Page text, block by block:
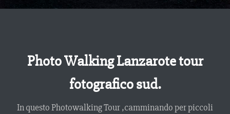
Photo Walking Lanzarote tour
fotografico sud.
In questo Photowalking Tour ,camminando per piccoli